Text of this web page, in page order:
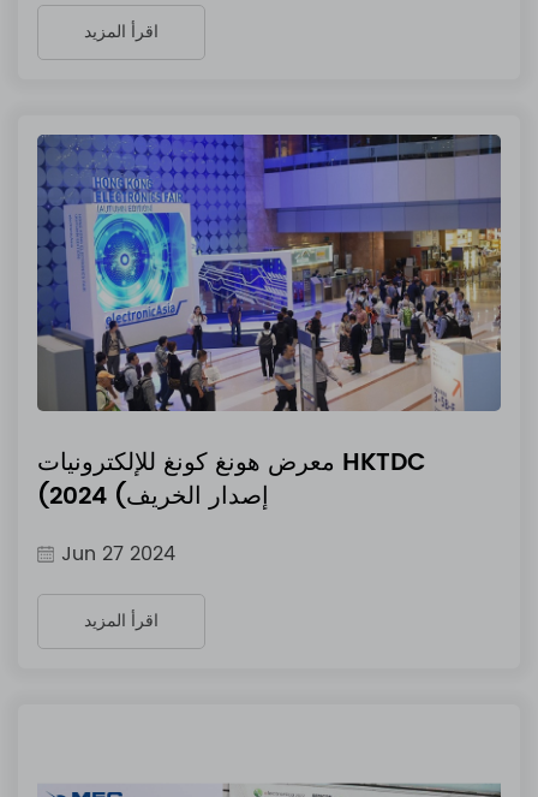
اقرأ المزيد
معرض هونغ كونغ للإلكترونيات HKTDC
(إصدار الخريف) 2024
Jun 27 2024
اقرأ المزيد